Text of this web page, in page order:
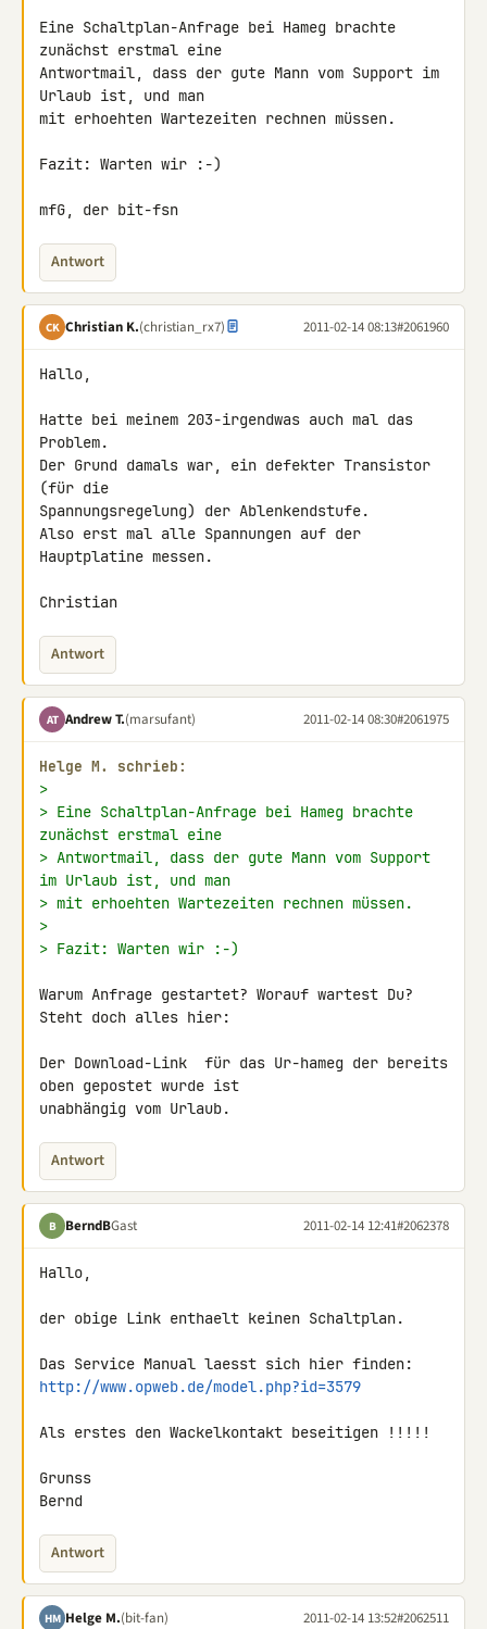
Eine Schaltplan-Anfrage bei Hameg brachte
zunächst erstmal eine
Antwortmail, dass der gute Mann vom Support im
Urlaub ist, und man
mit erhoehten Wartezeiten rechnen müssen.
Fazit: Warten wir :-)
mfG, der bit-fsn
Antwort
CK Christian K.(christian_rx7) 2011-02-14 08:13#2061960
Hallo,
Hatte bei meinem 203-irgendwas auch mal das
Problem.
Der Grund damals war, ein defekter Transistor
(für die
Spannungsregelung) der Ablenkendstufe.
Also erst mal alle Spannungen auf der
Hauptplatine messen.
Christian
Antwort
AT Andrew T.(marsufant) 2011-02-14 08:30#2061975
Helge M. schrieb:
>
> Eine Schaltplan-Anfrage bei Hameg brachte
zunächst erstmal eine
> Antwortmail, dass der gute Mann vom Support
im Urlaub ist, und man
> mit erhoehten Wartezeiten rechnen müssen.
>
> Fazit: Warten wir :-)
Warum Anfrage gestartet? Worauf wartest Du?
Steht doch alles hier:
Der Download-Link  für das Ur-hameg der bereits
oben gepostet wurde ist
unabhängig vom Urlaub.
Antwort
B BerndBGast 2011-02-14 12:41#2062378
Hallo,
der obige Link enthaelt keinen Schaltplan.
http://www.opweb.de/model.php?id=3579
Als erstes den Wackelkontakt beseitigen !!!!!
Grunss
Bernd
Antwort
HM Helge M.(bit-fan) 2011-02-14 13:52#2062511